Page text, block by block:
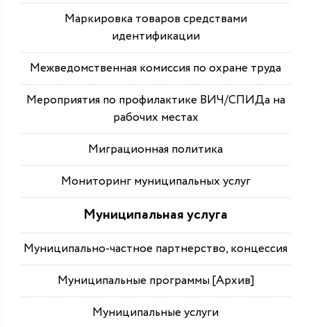
Маркировка товаров средствами
идентификации
Межведомственная комиссия по охране труда
Мероприятия по профилактике ВИЧ/СПИДа на
рабочих местах
Миграционная политика
Мониторинг муниципальных услуг
Муниципальная услуга
Муниципально-частное партнерство, концессия
Муниципальные программы [Архив]
Муниципальные услуги